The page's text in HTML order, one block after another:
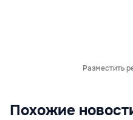
Разместить
Похожие